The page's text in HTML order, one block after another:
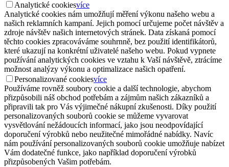
Analytické cookiesvíce
Analytické cookies nám umožňují měření výkonu našeho webu a
našich reklamních kampaní. Jejich pomocí určujeme počet návštěv a
zdroje návštěv našich internetových stránek. Data získaná pomocí
těchto cookies zpracováváme souhrnně, bez použití identifikátorů,
které ukazují na konkrétní uživatelé našeho webu. Pokud vypnete
používání analytických cookies ve vztahu k Vaší návštěvě, ztrácíme
možnost analýzy výkonu a optimalizace našich opatření.
Personalizované cookiesvíce
Používáme rovněž soubory cookie a další technologie, abychom
přizpůsobili náš obchod potřebám a zájmům našich zákazníků a
připravili tak pro Vás výjimečné nákupní zkušenosti. Díky použití
personalizovaných souborů cookie se můžeme vyvarovat
vysvětlování nežádoucích informací, jako jsou neodpovídající
doporučení výrobků nebo neužitečné mimořádné nabídky. Navíc
nám používání personalizovaných souborů cookie umožňuje nabízet
Vám dodatečné funkce, jako například doporučení výrobků
přizpůsobených Vašim potřebám.